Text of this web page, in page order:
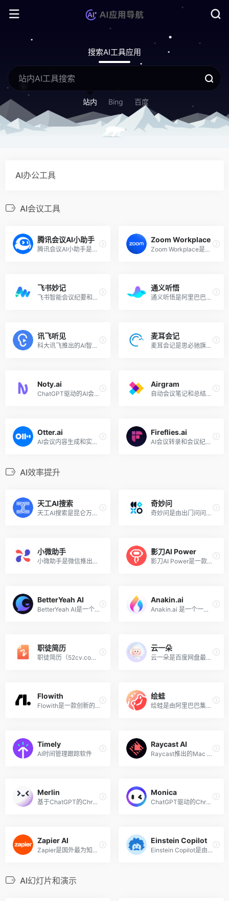
搜索AI工具应用
站内 Bing 百度
AI办公工具
AI会议工具
腾讯会议AI小助手
腾讯会议AI小助手是一个集成在腾讯会议中的智能服务工具，旨在通过人工智能技术提升会议的效率和体验。该AI助手基于腾讯自研的混元大模型，能够在整个会议过程中提供多种智能化服务，帮助用户更好地管理和参与会议，提升开会和与会信息流转效率。
Zoom Workplace
Zoom Workplace是视频会议公司Zoom推出的一个集成式的AI驱动的办公协作平台，旨在通过简化沟通和协作流程，提升团队生产力和员工参与度。该平台结合了Zoom的核心通信功能，还内置了Zoom AI Companion助手。
飞书妙记
飞书智能会议纪要和快捷语音识别转文字
通义听悟
通义听悟是阿里巴巴推出的智能AI会议转录和总结工具，支持实时双语翻译字幕，一键高亮要点，智能提炼总结，高效记录、整理和共享音视频内容。多种字幕形态随心切换，自动区分发言人，总结关键词、议程、摘要、待办事项和问题。支持一键导出和公开分享。
讯飞听见
科大讯飞推出的AI智能会议系统，实时字幕、实时翻译、自动生成会议记录
麦耳会记
麦耳会记是思必驰旗下一款集实时语音转写，实时翻译、AI摘要分析等功能为一体的应用软件，主要应用于办公会议、学生网课、客户访谈录音等场景。软件支持边录音、边转写，录音结束后，音频、文本实时同步至PC端、手机端。
Noty.ai
ChatGPT驱动的AI会议转录工具
Airgram
自动会议笔记和总结的AI助手
Otter.ai
AI会议内容生成和实时转录
Fireflies.ai
AI会议转录和会议纪要生成工具
AI效率提升
天工AI搜索
天工AI搜索是昆仑万维最新推出的国内第一款融入大语言模型的AI搜索引擎，作为国内第一款应用级的落地产品，助推传统搜索跨越式迈入AI时代，现已开启内测申请。
奇妙问
奇妙问是由出门问问推出的AI交互式数字员工生成平台，基于自研的“序列猴子”大模型，为政企、文旅等行业提供数字接待、客服、销售等服务，提供一站式交互数字人解决方案。
小微助手
小微助手是微信推出的一款桌面端AI效率工具，通过对话形式实现与PC端的交互，大幅提升桌面工作效率。该AI助手内置了多种实用工具，如Json魔方、Base64工具、密码工具等，还具备剪切板管理、文件和应用搜索、深入信息检索等功能。
影刀AI Power
影刀AI Power是一款面向企业的无代码AI开发工具，旨在简化企业接入和应用AI技术的过程。该平台通过集成企业知识库、多元大模型和丰富的AI组件（如智能搜索、文生图、语音转文本等），提供了一个一体化的企业AI工作站。
BetterYeah AI
BetterYeah AI是一个企业级AI应用和助手开发构建平台，旨在简化AI Agent的开发流程，使企业无需编写代码即可构建符合业务需求的智能助手。
Anakin.ai
Anakin.ai 是一个一站式无代码 AI 应用构建平台，用户只需一分钟即可快速创建一个属于自己的 AI 应用，包括内容创作、文案、问答、图像生成、视频生成、语音生成、智能 Agent、自动化工作流、自定义 AI 应用等。
职徒简历
职徒简历（52cv.com）是一款智能的专业简历制作平台，支持在电脑，小程序，APP同步进行简历创建，一键排版，简历智能评测，基于GPT的一键简历优化和简历代写，一键简历翻译，拥有海量模板和专业的案例，有300余真人导师在线辅导简历
云一朵
云一朵是百度网盘最新推出的可以和用户对话的智能网盘助理，旨在为用户提供最便捷的网盘使用体验，提高用户的生活、学习和办公效率。
Flowith
Flowith是一款创新的AI交互式搜索和对话工具，基于首创的节点式交互方式，使用户能够以多线程和发散式的思维与AI进行互动。该工具由大模型驱动，并支持多种先进的AI模型以及图像生成技术，满足不同场景下的需求。
绘蛙
绘蛙是由阿里巴巴集团推出的一款AIGC电商营销工具，主要面向淘宝、天猫的商家和内容创作者（达人），提供智能化的图片生成和文案创作服务。通过利用人工智能技术，绘蛙能够帮助用户生成商业拍摄图片、种草文案等。
Timely
AI时间管理跟踪软件
Raycast AI
Raycast推出的Mac AI助手，智能写作、编程、回答问题等
Merlin
基于ChatGPT的Chrome浏览器扩展，浏览任意网页时利用GPT
Monica
ChatGPT驱动的Chrome浏览器AI助手插件
Zapier AI
Zapier是国外最为知名和流行的自动化集成平台，该平台提供各种基于网络应用的流程自动化集成服务，用户或者开发人员无需阅读复杂的API文档和对接API，便可以将不同的在线应用相互集成。而在Zapier AI 的帮助下，构建自动化任务将更加简单，用户只需描述想要自动化的内容，其 AI 工具，便会自动创建步骤、编写代码并构建 Zaps 应用。
Einstein Copilot
Einstein Copilot是由Salesforce公司推出的一款对话式人工智能助手，专为客户关系管理（CRM）系统设计。该AI助手的核心特点是能够利用公司独特的数据和元数据来提供可信赖的响应，可以根据公司内部专有的特定信息来理解和处理业务和客户关系。
AI幻灯片和演示